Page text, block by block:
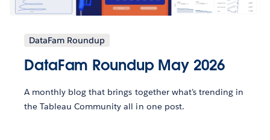
DataFam Roundup
DataFam Roundup May 2026
A monthly blog that brings together what’s trending in
the Tableau Community all in one post.